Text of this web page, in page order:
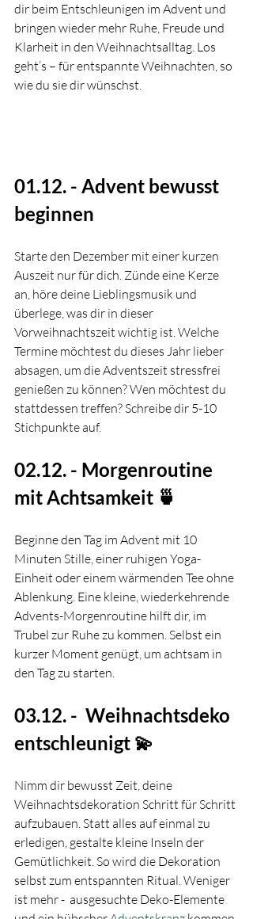
dir beim Entschleunigen im Advent und
bringen wieder mehr Ruhe, Freude und
Klarheit in den Weihnachtsalltag. Los
geht’s – für entspannte Weihnachten, so
wie du sie dir wünschst.
01.12. - Advent bewusst
beginnen
Starte den Dezember mit einer kurzen
Auszeit nur für dich. Zünde eine Kerze
an, höre deine Lieblingsmusik und
überlege, was dir in dieser
Vorweihnachtszeit wichtig ist. Welche
Termine möchtest du dieses Jahr lieber
absagen, um die Adventszeit stressfrei
genießen zu können? Wen möchtest du
stattdessen treffen? Schreibe dir 5-10
Stichpunkte auf.
02.12. - Morgenroutine
mit Achtsamkeit 🍵
Beginne den Tag im Advent mit 10
Minuten Stille, einer ruhigen Yoga-
Einheit oder einem wärmenden Tee ohne
Ablenkung. Eine kleine, wiederkehrende
Advents-Morgenroutine hilft dir, im
Trubel zur Ruhe zu kommen. Selbst ein
kurzer Moment genügt, um achtsam in
den Tag zu starten.
03.12. -  Weihnachtsdeko
entschleunigt 💫
Nimm dir bewusst Zeit, deine
Weihnachtsdekoration Schritt für Schritt
aufzubauen. Statt alles auf einmal zu
erledigen, gestalte kleine Inseln der
Gemütlichkeit. So wird die Dekoration
selbst zum entspannten Ritual. Weniger
ist mehr -  ausgesuchte Deko-Elemente